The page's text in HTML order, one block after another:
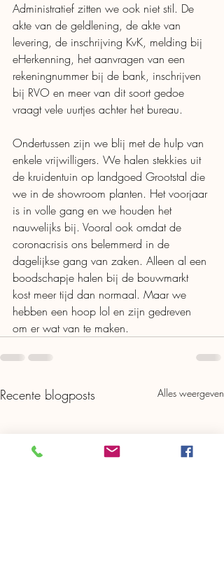
Administratief zitten we ook niet stil. De
akte van de geldlening, de akte van
levering, de inschrijving KvK, melding bij
eHerkenning, het aanvragen van een
rekeningnummer bij de bank, inschrijven
bij RVO en meer van dit soort gedoe
vraagt vele uurtjes achter het bureau.
Ondertussen zijn we blij met de hulp van
enkele vrijwilligers. We halen stekkies uit
de kruidentuin op landgoed Grootstal die
we in de showroom planten. Het voorjaar
is in volle gang en we houden het
nauwelijks bij. Vooral ook omdat de
coronacrisis ons belemmerd in de
dagelijkse gang van zaken. Alleen al een
boodschapje halen bij de bouwmarkt
kost meer tijd dan normaal. Maar we
hebben een hoop lol en zijn gedreven
om er wat van te maken.
Recente blogposts Alles weergeven